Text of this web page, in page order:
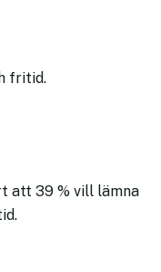
fritid.
att 39 % vill lämna